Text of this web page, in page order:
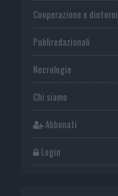
Cooperazione e dintorni
Publiredazionali
Necrologie
Chi siamo
Abbonati
Login